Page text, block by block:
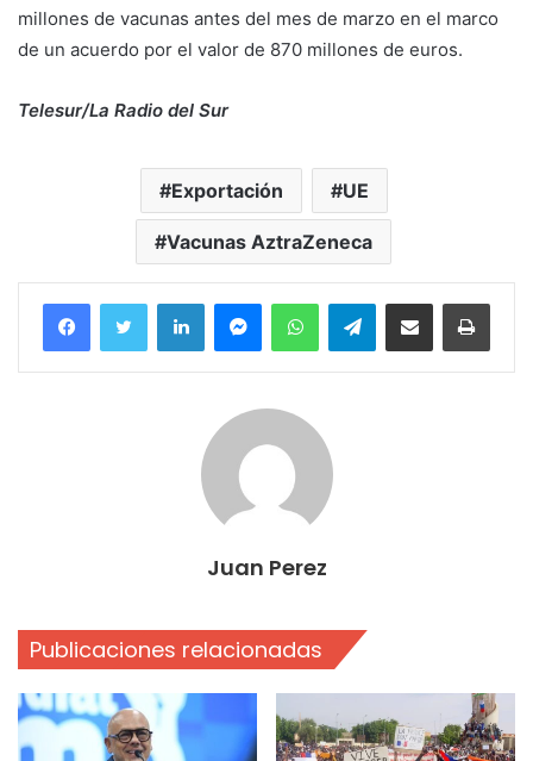
millones de vacunas antes del mes de marzo en el marco
de un acuerdo por el valor de 870 millones de euros.
Telesur/La Radio del Sur
Exportación UE
Vacunas AztraZeneca
FacebookTwitter LinkedInMessengerWhatsAppTelegramCompartir por correo electrónico
Juan Perez
Publicaciones relacionadas